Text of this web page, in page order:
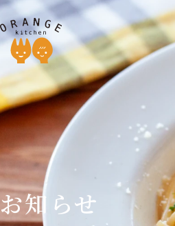
お知らせ